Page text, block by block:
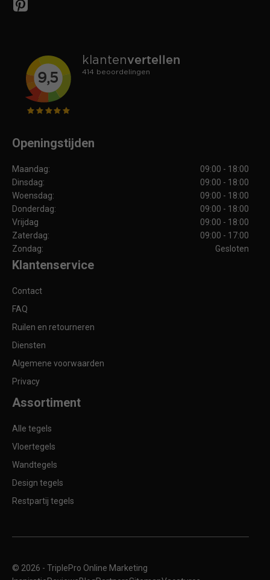
Openingstijden
Maandag:
09:00 - 18:00
Dinsdag:
09:00 - 18:00
Woensdag:
09:00 - 18:00
Donderdag:
09:00 - 18:00
Vrijdag
09:00 - 18:00
Zaterdag:
09:00 - 17:00
Zondag:
Gesloten
Klantenservice
Contact
FAQ
Ruilen en retourneren
Diensten
Algemene voorwaarden
Privacy
Assortiment
Alle tegels
Vloertegels
Wandtegels
Design tegels
Restpartij tegels
© 2026 - TriplePro Online Marketing